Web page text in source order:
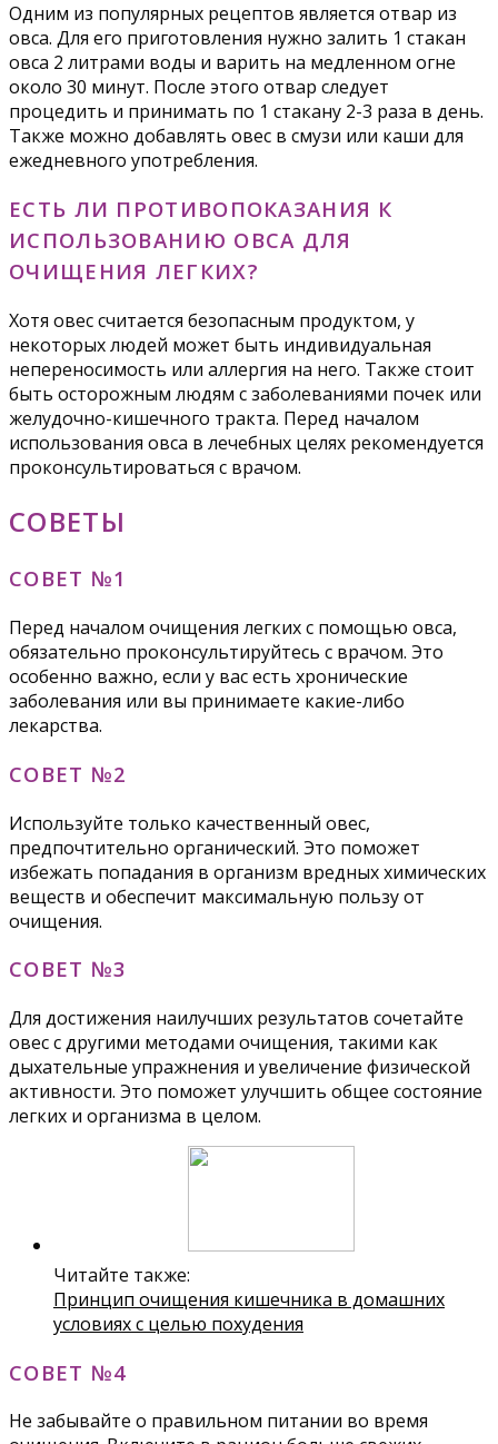
Одним из популярных рецептов является отвар из
овса. Для его приготовления нужно залить 1 стакан
овса 2 литрами воды и варить на медленном огне
около 30 минут. После этого отвар следует
процедить и принимать по 1 стакану 2-3 раза в день.
Также можно добавлять овес в смузи или каши для
ежедневного употребления.
ЕСТЬ ЛИ ПРОТИВОПОКАЗАНИЯ К
ИСПОЛЬЗОВАНИЮ ОВСА ДЛЯ
ОЧИЩЕНИЯ ЛЕГКИХ?
Хотя овес считается безопасным продуктом, у
некоторых людей может быть индивидуальная
непереносимость или аллергия на него. Также стоит
быть осторожным людям с заболеваниями почек или
желудочно-кишечного тракта. Перед началом
использования овса в лечебных целях рекомендуется
проконсультироваться с врачом.
СОВЕТЫ
СОВЕТ №1
Перед началом очищения легких с помощью овса,
обязательно проконсультируйтесь с врачом. Это
особенно важно, если у вас есть хронические
заболевания или вы принимаете какие-либо
лекарства.
СОВЕТ №2
Используйте только качественный овес,
предпочтительно органический. Это поможет
избежать попадания в организм вредных химических
веществ и обеспечит максимальную пользу от
очищения.
СОВЕТ №3
Для достижения наилучших результатов сочетайте
овес с другими методами очищения, такими как
дыхательные упражнения и увеличение физической
активности. Это поможет улучшить общее состояние
легких и организма в целом.
Читайте также:
Принцип очищения кишечника в домашних
условиях с целью похудения
СОВЕТ №4
Не забывайте о правильном питании во время